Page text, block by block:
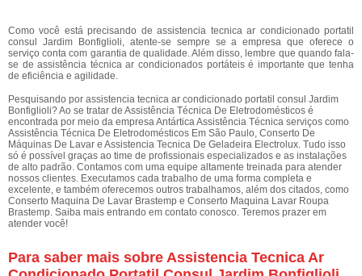
Como você está precisando de assistencia tecnica ar condicionado portatil
consul Jardim Bonfiglioli, atente-se sempre se a empresa que oferece o
serviço conta com garantia de qualidade. Além disso, lembre que quando fala-
se de assistência técnica ar condicionados portáteis é importante que tenha
de eficiência e agilidade.
Pesquisando por assistencia tecnica ar condicionado portatil consul Jardim
Bonfiglioli? Ao se tratar de Assistência Técnica De Eletrodomésticos é
encontrada por meio da empresa Antártica Assistência Técnica serviços como
Assistência Técnica De Eletrodomésticos Em São Paulo, Conserto De
Máquinas De Lavar e Assistencia Tecnica De Geladeira Electrolux. Tudo isso
só é possível graças ao time de profissionais especializados e as instalações
de alto padrão. Contamos com uma equipe altamente treinada para atender
nossos clientes. Executamos cada trabalho de uma forma completa e
excelente, e também oferecemos outros trabalhamos, além dos citados, como
Conserto Maquina De Lavar Brastemp e Conserto Maquina Lavar Roupa
Brastemp. Saiba mais entrando em contato conosco. Teremos prazer em
atender você!
Para saber mais sobre Assistencia Tecnica Ar